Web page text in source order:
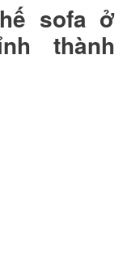
sofa ở
thành